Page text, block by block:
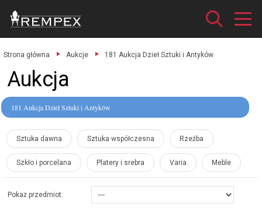
Strona główna Aukcje 181 Aukcja Dzieł Sztuki i Antyków
Aukcja
181 Aukcja Dzieł Sztuki i Antyków
Sztuka dawna Sztuka współczesna Rzeźba
Szkło i porcelana Platery i srebra Varia Meble
Pokaż przedmiot: